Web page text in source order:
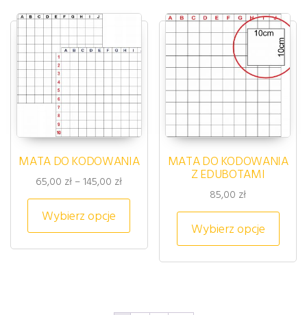
MATA DO KODOWANIA
65,00 zł –145,00 złZakres cen: od 65,00 zł do 145,00 zł
Wybierz opcje
Ten produkt ma wiele
MATA DO KODOWANIA
Z EDUBOTAMI
85,00 zł
Wybierz opcje
Ten